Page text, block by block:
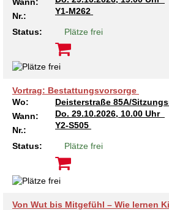
Nr.:
Y1-M262
Status: Plätze frei
Vortrag: Bestattungsvorsorge
Wo:
Deisterstraße 85A/
Wann:
Do. 29.10.2026, 10.00 Uhr
Nr.:
Y2-S505
Status: Plätze frei
Von Wut bis Mitgefühl – Wie lernen